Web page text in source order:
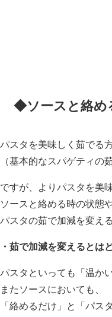
◆ソースと絡め
パスタを美味しく茹でる
（基本的なスパゲティの
ですが、よりパスタを美
ソースと絡める時の状態
パスタの茹で加減を変え
・茹で加減を変えるとは
パスタといっても「温か
またソースにおいても、
「絡めるだけ」と「パス